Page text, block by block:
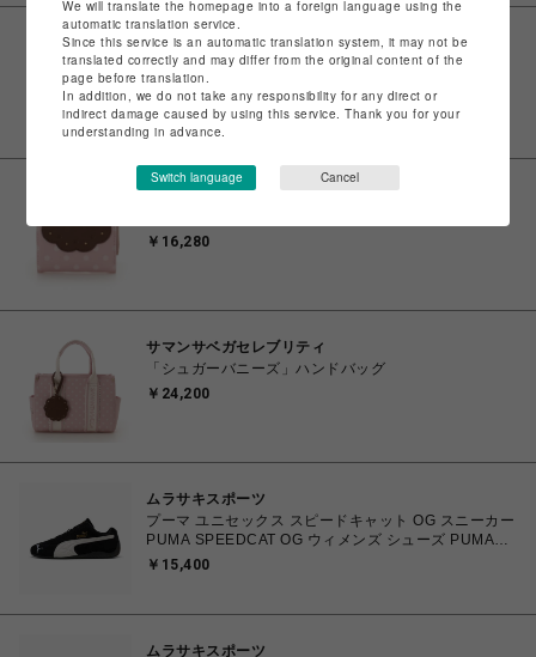
ビーバー
Needles/ニードルズ 別注Shawl Collar S/S Polo -
Cotton Pique - NAVY-
￥16,500
サマンサベガセレブリティ
￥16,280
サマンサベガセレブリティ
「シュガーバニーズ」ハンドバッグ
￥24,200
ムラサキスポーツ
プーマ ユニセックス スピードキャット OG スニーカー
PUMA SPEEDCAT OG ウィメンズ シューズ PUMA
Black-PUMA White 23.0cm～25.0cm 398846_01
￥15,400
ムラサキスポーツ
We will translate the homepage into a foreign language using the
automatic translation service.
Since this service is an automatic translation system, it may not be
translated correctly and may differ from the original content of the
page before translation.
In addition, we do not take any responsibility for any direct or
indirect damage caused by using this service. Thank you for your
understanding in advance.
Switch language Cancel